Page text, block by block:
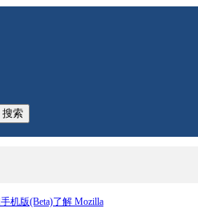
搜索
手机版(Beta)了解 Mozilla